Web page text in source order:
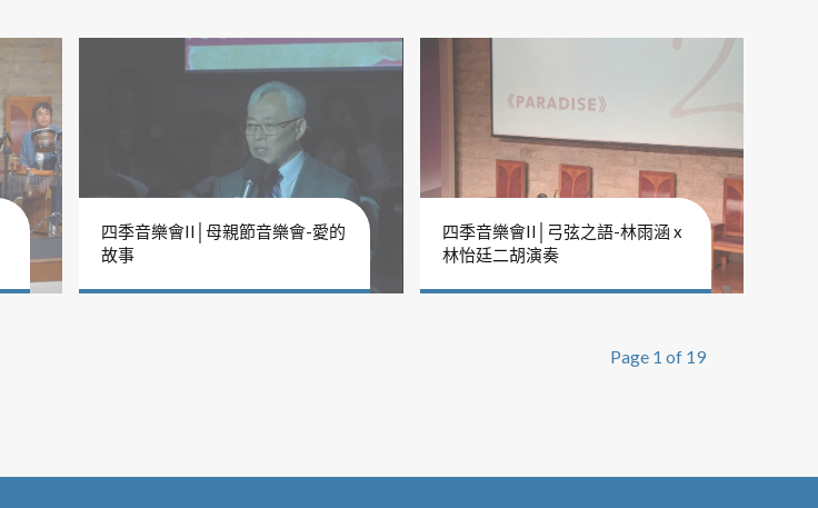
四季音樂會II│母親節音樂會-愛的
故事
四季音樂會II│弓弦之語-林雨涵 x
林怡廷二胡演奏
Page 1 of 19